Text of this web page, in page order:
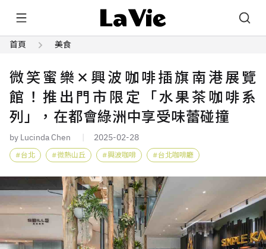
首頁 美食
微笑蜜樂✕興波咖啡插旗南港展覽
館！推出門市限定「水果茶咖啡系
列」，在都會綠洲中享受味蕾碰撞
by Lucinda Chen 2025-02-28
台北 微熱山丘 興波咖啡 台北咖啡廳